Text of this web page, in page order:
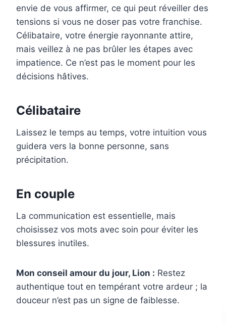
envie de vous affirmer, ce qui peut réveiller des
tensions si vous ne doser pas votre franchise.
Célibataire, votre énergie rayonnante attire,
mais veillez à ne pas brûler les étapes avec
impatience. Ce n’est pas le moment pour les
décisions hâtives.
Célibataire
Laissez le temps au temps, votre intuition vous
guidera vers la bonne personne, sans
précipitation.
En couple
La communication est essentielle, mais
choisissez vos mots avec soin pour éviter les
blessures inutiles.
Mon conseil amour du jour, Lion : Restez
authentique tout en tempérant votre ardeur ; la
douceur n’est pas un signe de faiblesse.